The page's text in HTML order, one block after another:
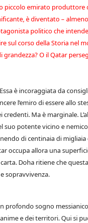
piccolo emirato produttore
è diventato –
politico che
sul corso della Storia nel
grandezza? O il Qatar
è incoraggiata da
l’emiro di essere allo
Ma è marginale.
suo potente vicino e
di centinaia di
occupa allora una
Doha ritiene che
sopravvivenza.
profondo sogno
e dei territori. Qui si